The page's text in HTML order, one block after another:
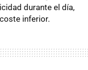
durante el día,
inferior.